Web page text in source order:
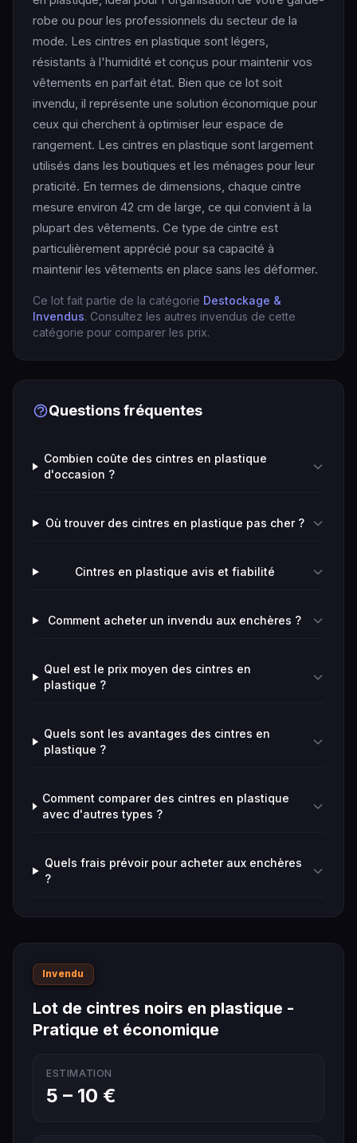
robe ou pour les professionnels du secteur de la
mode. Les cintres en plastique sont légers,
résistants à l'humidité et conçus pour maintenir vos
vêtements en parfait état. Bien que ce lot soit
invendu, il représente une solution économique pour
ceux qui cherchent à optimiser leur espace de
rangement. Les cintres en plastique sont largement
utilisés dans les boutiques et les ménages pour leur
praticité. En termes de dimensions, chaque cintre
mesure environ 42 cm de large, ce qui convient à la
plupart des vêtements. Ce type de cintre est
particulièrement apprécié pour sa capacité à
maintenir les vêtements en place sans les déformer.
Ce lot fait partie de la catégorie Destockage &
Invendus. Consultez les autres invendus de cette
catégorie pour comparer les prix.
Questions fréquentes
Combien coûte des cintres en plastique
d'occasion ?
Où trouver des cintres en plastique pas cher ?
Cintres en plastique avis et fiabilité
Comment acheter un invendu aux enchères ?
Quel est le prix moyen des cintres en
plastique ?
Quels sont les avantages des cintres en
plastique ?
Comment comparer des cintres en plastique
avec d'autres types ?
Quels frais prévoir pour acheter aux enchères
?
Invendu
Lot de cintres noirs en plastique -
Pratique et économique
ESTIMATION
5 – 10 €